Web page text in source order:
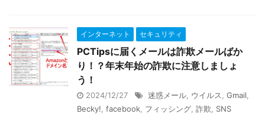
インターネット セキュリティ
PCTipsに届くメールは詐欺メールばか
り！？年末年始の詐欺に注意しましょ
う！
2024/12/27 迷惑メール ウイルス Gmail
Becky! facebook フィッシング 詐欺 SNS